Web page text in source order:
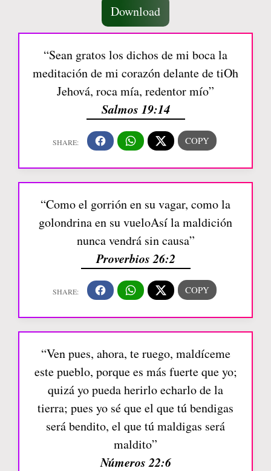
Download
“Sean gratos los dichos de mi boca la
meditación de mi corazón delante de tiOh
Jehová, roca mía, redentor mío”
Salmos 19:14
“Como el gorrión en su vagar, como la
golondrina en su vueloAsí la maldición
nunca vendrá sin causa”
Proverbios 26:2
“Ven pues, ahora, te ruego, maldíceme
este pueblo, porque es más fuerte que yo;
quizá yo pueda herirlo echarlo de la
tierra; pues yo sé que el que tú bendigas
será bendito, el que tú maldigas será
maldito”
Números 22:6